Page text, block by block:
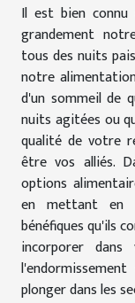
Il est bien
grandement
tous des nuits
notre
d'un sommeil de
nuits agitées ou
qualité de votre
être vos alliés.
options
en mettant en
bénéfiques qu'ils
incorporer
plonger dans les